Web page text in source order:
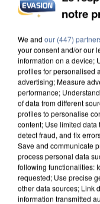
UN SECONDnotre
We and our (447)
your consent and/or our
information on a device;
profiles for personalised
advertising; Measure
performance;
of data from different
profiles to personalise
content; Use limited data
detect fraud, and fix
Save and communicate
process personal data
following functionalities:
requested; Use precise
other data sources; Link
information transmitted